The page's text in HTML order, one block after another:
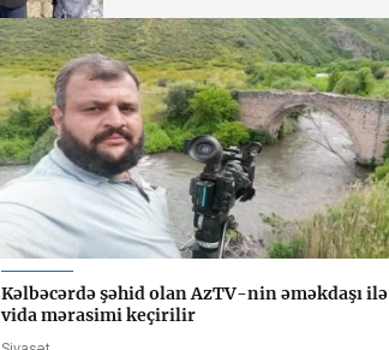
Kəlbəcərdə şəhid olan AzTV-nin əməkdaşı ilə
vida mərasimi keçirilir